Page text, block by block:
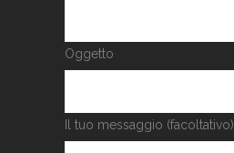
Oggetto
Il tuo messaggio (facoltativo)